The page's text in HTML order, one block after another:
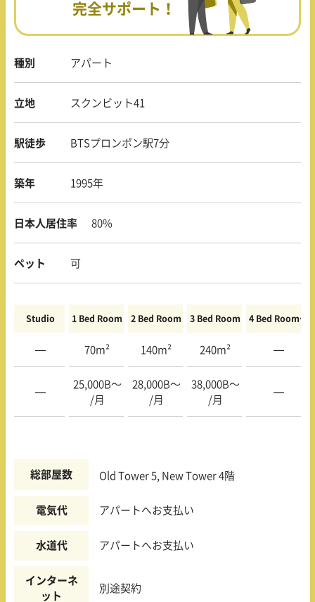
種別 アパート
立地 スクンビット41
駅徒歩 BTSプロンポン駅7分
築年 1995年
日本人居住率 80%
ペット 可
完全サポート！
Studio 1 Bed Room 2 Bed Room 3 Bed Room 4 Bed Room〜
— 70m² 140m² 240m² —
—
25,000B〜
/月
28,000B〜
/月
38,000B〜
/月
—
総部屋数 Old Tower 5, New Tower 4階
電気代 アパートへお支払い
水道代 アパートへお支払い
インターネ
ット
別途契約